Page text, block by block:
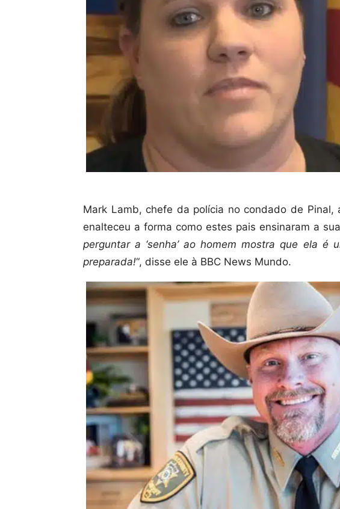
Mark Lamb, chefe da polícia no condado de Pinal,
enalteceu a forma como estes pais ensinaram a
perguntar a ‘senha’ ao homem mostra que ela é
preparada!“, disse ele à BBC News Mundo.